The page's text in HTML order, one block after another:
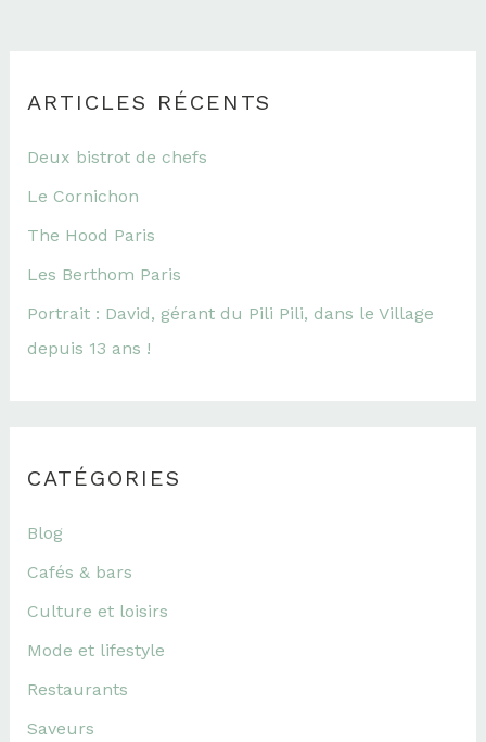
ARTICLES RÉCENTS
Deux bistrot de chefs
Le Cornichon
The Hood Paris
Les Berthom Paris
Portrait : David, gérant du Pili Pili, dans le Village
depuis 13 ans !
CATÉGORIES
Blog
Cafés & bars
Culture et loisirs
Mode et lifestyle
Restaurants
Saveurs